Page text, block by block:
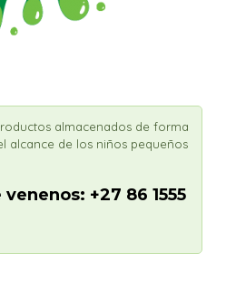
almacenados de forma
alcance de los niños pequeños
+27 86 1555